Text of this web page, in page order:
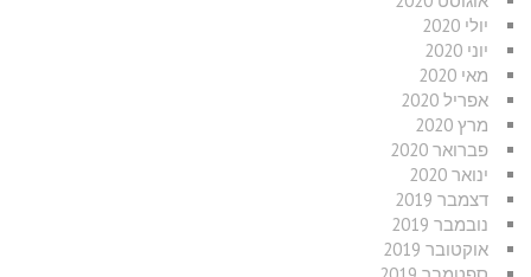
יולי 2020
יוני 2020
מאי 2020
אפריל 2020
מרץ 2020
פברואר 2020
ינואר 2020
דצמבר 2019
נובמבר 2019
אוקטובר 2019